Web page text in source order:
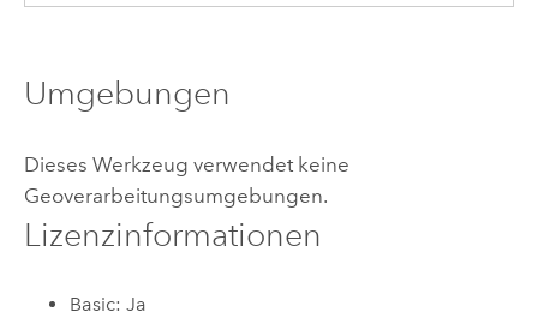
Umgebungen
Dieses Werkzeug verwendet keine
Geoverarbeitungsumgebungen.
Lizenzinformationen
Basic: Ja